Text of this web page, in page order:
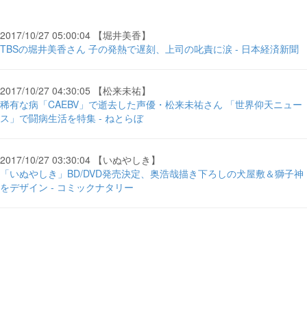
2017/10/27 05:00:04 【堀井美香】
TBSの堀井美香さん 子の発熱で遅刻、上司の叱責に涙 - 日本経済新聞
2017/10/27 04:30:05 【松来未祐】
稀有な病「CAEBV」で逝去した声優・松来未祐さん 「世界仰天ニュー
ス」で闘病生活を特集 - ねとらぼ
2017/10/27 03:30:04 【いぬやしき】
「いぬやしき」BD/DVD発売決定、奥浩哉描き下ろしの犬屋敷＆獅子神
をデザイン - コミックナタリー